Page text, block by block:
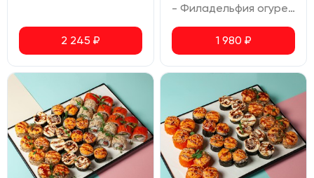
2 245 ₽
- Филадельфия огурец (лосось, сливочный сыр, огурец, икра масаго) - Калифорния с креветкой (креветка, авокадо, сливочный сыр, икра масаго) - Запеченный ролл Мариока с креветкой (креветка тигровая, сливочный сыр, соус унаги) - Запеченный ролл Киото (лосось, сыр сливочный, соус для запекания, соус унаги)
1 980 ₽